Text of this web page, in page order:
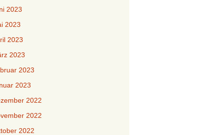
2023
2023
2023
2023
2023
2023
2022
2022
2022